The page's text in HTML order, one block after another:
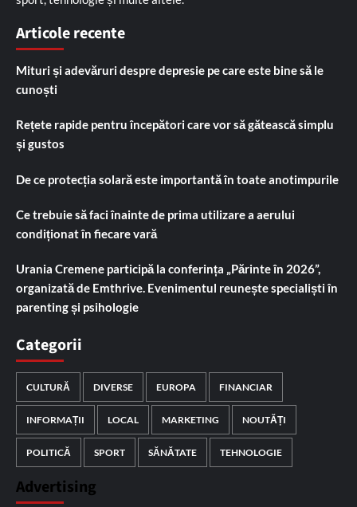
Articole recente
Mituri și adevăruri despre depresie pe care este bine să le
cunoști
Rețete rapide pentru începători care vor să gătească simplu
și gustos
De ce protecția solară este importantă în toate anotimpurile
Ce trebuie să faci înainte de prima utilizare a aerului
condiționat în fiecare vară
Urania Cremene participă la conferința „Părinte în 2026”,
organizată de Emthrive. Evenimentul reunește specialiști în
parenting și psihologie
Categorii
CULTURĂ DIVERSE EUROPA FINANCIAR
INFORMAȚII LOCAL MARKETING NOUTĂȚI
POLITICĂ SPORT SĂNĂTATE TEHNOLOGIE
Advertising